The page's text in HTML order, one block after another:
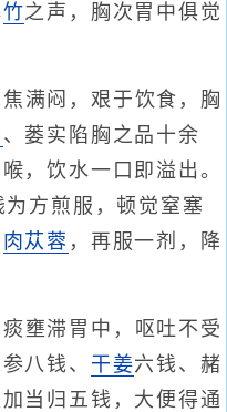
竹之声，胸次胃中俱觉
满闷，艰于饮食，胸
、蒌实陷胸之品十余
，饮水一口即溢出。
方煎服，顿觉窒塞
肉苁蓉 ，再服一剂，降
壅滞胃中，呕吐不受
八钱、 干姜六钱、赭
当归五钱，大便得通